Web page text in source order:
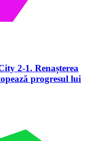
2-1. Renașterea
progresul lui